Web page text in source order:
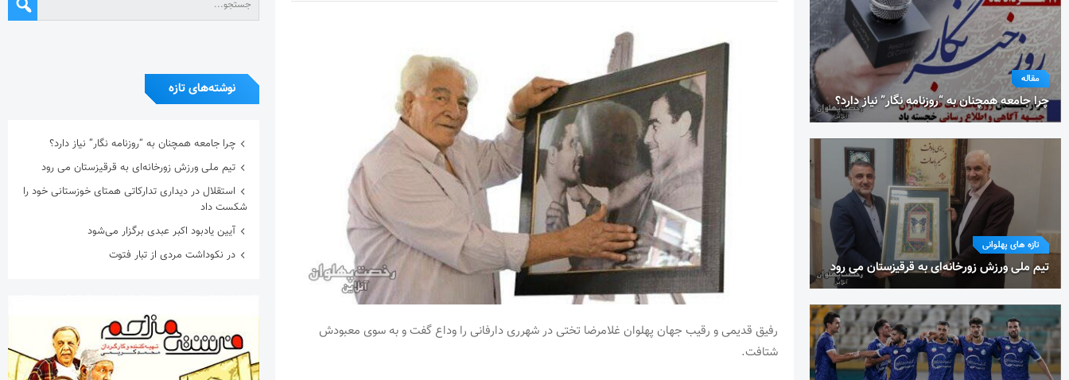
مقاله
چرا جامعه همچنان به “روزنامه نگار” نیاز دارد؟
تازه های پهلوانی
تیم ملی ورزش زورخانه‌ای به قرقیزستان می رود
رفیق قدیمی و رقیب جهان پهلوان غلامرضا تختی در شهرری دارفانی را وداع گفت و به سوی معبودش
شتافت.
نوشته‌های تازه
چرا جامعه همچنان به “روزنامه نگار” نیاز دارد؟
تیم ملی ورزش زورخانه‌ای به قرقیزستان می رود
استقلال در دیداری تدارکاتی همتای خوزستانی خود را
شکست داد
آیین یادبود اکبر عبدی برگزار می‌شود
در نکوداشت مردی از تبار فتوت